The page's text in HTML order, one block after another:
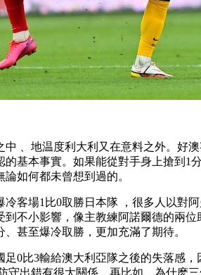
中 、地温度利大利又在意料之外。
基本事實。如果能從對手身上搶到1分
如何都未曾想到過的。
客場1比0取勝日本隊 ，很多人以對
不小影響，像主教練阿諾爾德的兩
甚至爆冷取勝，更加充滿了期待。
比3輸給澳大利亞隊之後的失落感
守出錯有很大關係。再比如，為什